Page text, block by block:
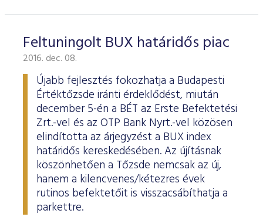
Feltuningolt BUX határidős piac
2016. dec. 08.
Újabb fejlesztés fokozhatja a Budapesti
Értéktőzsde iránti érdeklődést, miután
december 5-én a BÉT az Erste Befektetési
Zrt.-vel és az OTP Bank Nyrt.-vel közösen
elindította az árjegyzést a BUX index
határidős kereskedésében. Az újításnak
köszönhetően a Tőzsde nemcsak az új,
hanem a kilencvenes/kétezres évek
rutinos befektetőit is visszacsábíthatja a
parkettre.